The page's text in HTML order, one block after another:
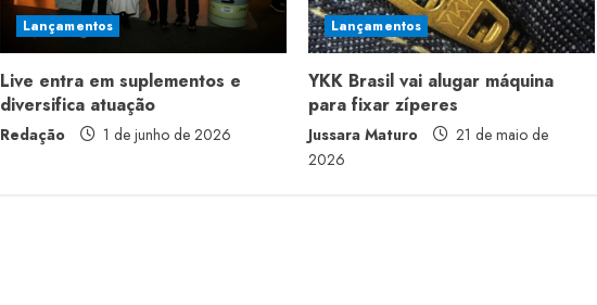
Lançamentos
Live entra em suplementos e
diversifica atuação
Redação 1 de junho de 2026
Lançamentos
YKK Brasil vai alugar máquina
para fixar zíperes
Jussara Maturo
21 de maio de
2026